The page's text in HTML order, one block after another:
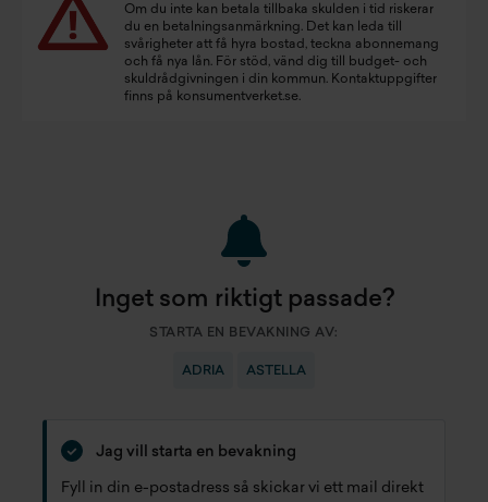
Om du inte kan betala tillbaka skulden i tid riskerar
du en betalningsanmärkning. Det kan leda till
svårigheter att få hyra bostad, teckna abonnemang
och få nya lån. För stöd, vänd dig till budget- och
skuldrådgivningen i din kommun. Kontaktuppgifter
finns på konsumentverket.se.
Inget som riktigt passade?
STARTA EN BEVAKNING AV:
ADRIA ASTELLA
Jag vill starta en bevakning
Fyll in din e-postadress så skickar vi ett mail direkt